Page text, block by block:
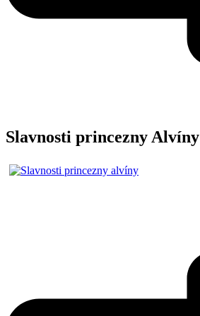
Slavnosti princezny Alvíny